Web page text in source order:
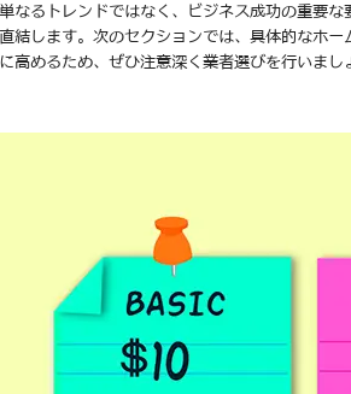
なるトレンドではなく、ビジネス成功の重要
結します。次のセクションでは、具体的なホ
高めるため、ぜひ注意深く業者選びを行いまし